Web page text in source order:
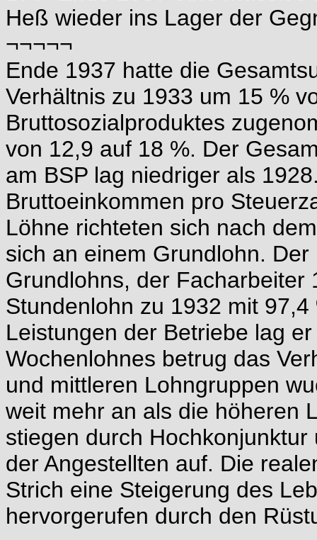
Heß wieder ins Lager der
¬¬¬¬¬
Ende 1937 hatte die
Verhältnis zu 1933 um 15 %
Bruttosozialproduktes
von 12,9 auf 18 %. Der
am BSP lag niedriger als
Bruttoeinkommen pro
Löhne richteten sich nach
sich an einem Grundlohn.
Grundlohns, der Facharbeiter
Stundenlohn zu 1932 mit
Leistungen der Betriebe lag
Wochenlohnes betrug das
und mittleren Lohngruppen
weit mehr an als die höheren
stiegen durch
der Angestellten auf. Die
Strich eine Steigerung des
hervorgerufen durch den